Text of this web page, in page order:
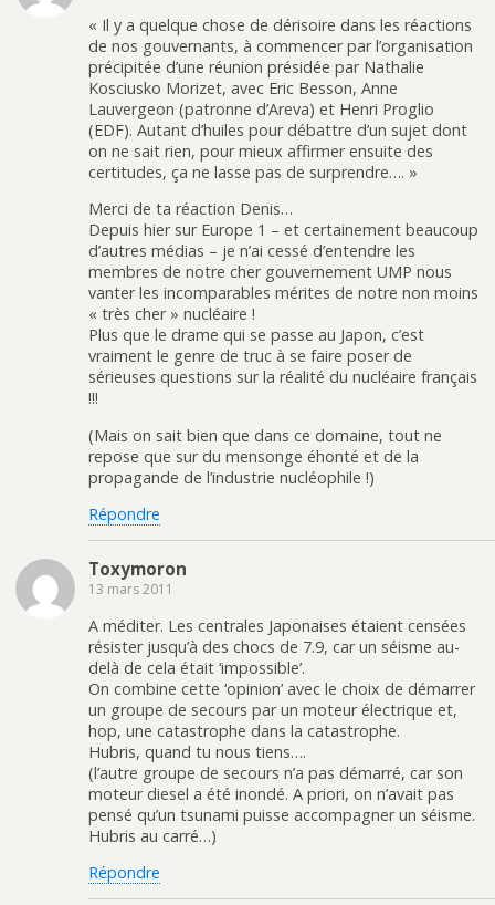
« Il y a quelque chose de dérisoire dans les réactions
de nos gouvernants, à commencer par l’organisation
précipitée d’une réunion présidée par Nathalie
Kosciusko Morizet, avec Eric Besson, Anne
Lauvergeon (patronne d’Areva) et Henri Proglio
(EDF). Autant d’huiles pour débattre d’un sujet dont
on ne sait rien, pour mieux affirmer ensuite des
certitudes, ça ne lasse pas de surprendre…. »
Merci de ta réaction Denis…
Depuis hier sur Europe 1 – et certainement beaucoup
d’autres médias – je n’ai cessé d’entendre les
membres de notre cher gouvernement UMP nous
vanter les incomparables mérites de notre non moins
« très cher » nucléaire !
Plus que le drame qui se passe au Japon, c’est
vraiment le genre de truc à se faire poser de
sérieuses questions sur la réalité du nucléaire français
!!!
(Mais on sait bien que dans ce domaine, tout ne
repose que sur du mensonge éhonté et de la
propagande de l’industrie nucléophile !)
Répondre
Toxymoron
13 mars 2011
A méditer. Les centrales Japonaises étaient censées
résister jusqu’à des chocs de 7.9, car un séisme au-
delà de cela était ‘impossible’.
On combine cette ‘opinion’ avec le choix de démarrer
un groupe de secours par un moteur électrique et,
hop, une catastrophe dans la catastrophe.
Hubris, quand tu nous tiens….
(l’autre groupe de secours n’a pas démarré, car son
moteur diesel a été inondé. A priori, on n’avait pas
pensé qu’un tsunami puisse accompagner un séisme.
Hubris au carré…)
Répondre